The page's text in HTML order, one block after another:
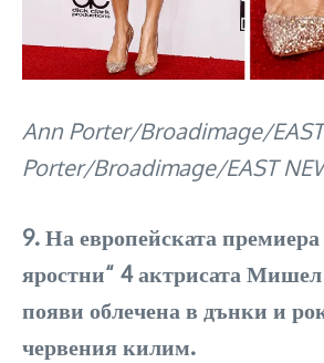
Ann Porter/Broadimage/
Porter/Broadimage/EAST
9. На европейската
яростни“ 4 актрисата Мишел
появи облечена в дънки и
червения килим.